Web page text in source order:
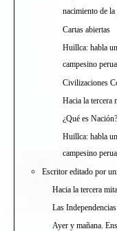
nacimiento de la
Cartas abiertas
Huillca: habla un
campesino
Civilizaciones
Hacia la tercera
¿Qué es
Huillca: habla un
campesino
Escritor editado por
Hacia la tercera
Las Independencias
Ayer y mañana.